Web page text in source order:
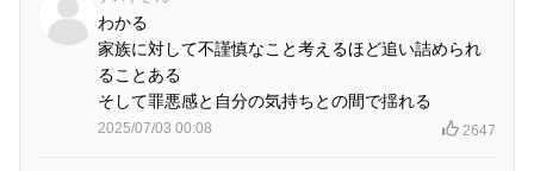
わかる
家族に対して不謹慎なこと考えるほど追い詰められ
ることある
そして罪悪感と自分の気持ちとの間で揺れる
2025/07/03 00:08 2647